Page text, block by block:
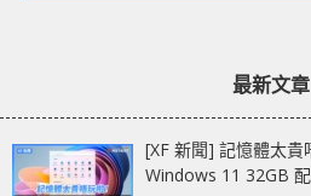
最新文章
[XF 新聞] 記憶體太
Windows 11 32GB